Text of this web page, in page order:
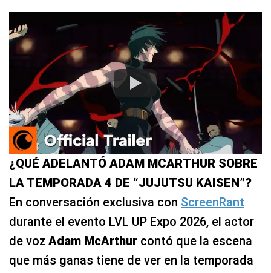
¿QUÉ ADELANTÓ ADAM MCARTHUR SOBRE
LA TEMPORADA 4 DE “JUJUTSU KAISEN”?
En conversación exclusiva con ScreenRant
durante el evento LVL UP Expo 2026, el actor
de voz Adam McArthur contó que la escena
que más ganas tiene de ver en la temporada